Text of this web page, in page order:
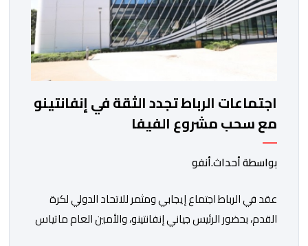
اجتماعات الرباط تجدد الثقة في إنفانتينو
مع سحب مشروع الفيفا
بواسطة أحداث.أنفو
عقد في الرباط اجتماع إيجابي ومثمر للاتحاد الدولي لكرة
القدم، بحضور الرئيس جياني إنفانتينو، والأمين العام ماتياس